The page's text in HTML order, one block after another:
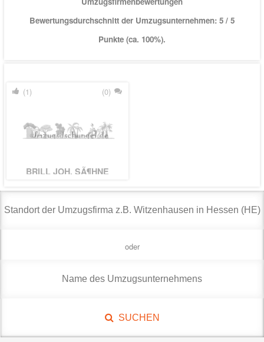
Bewertungsdurchschnitt der Umzugsunternehmen: 5 / 5
Punkte (ca. 100%).
(1) (0)
BRILL JOH. SÃ¶HNE
oder
SUCHEN